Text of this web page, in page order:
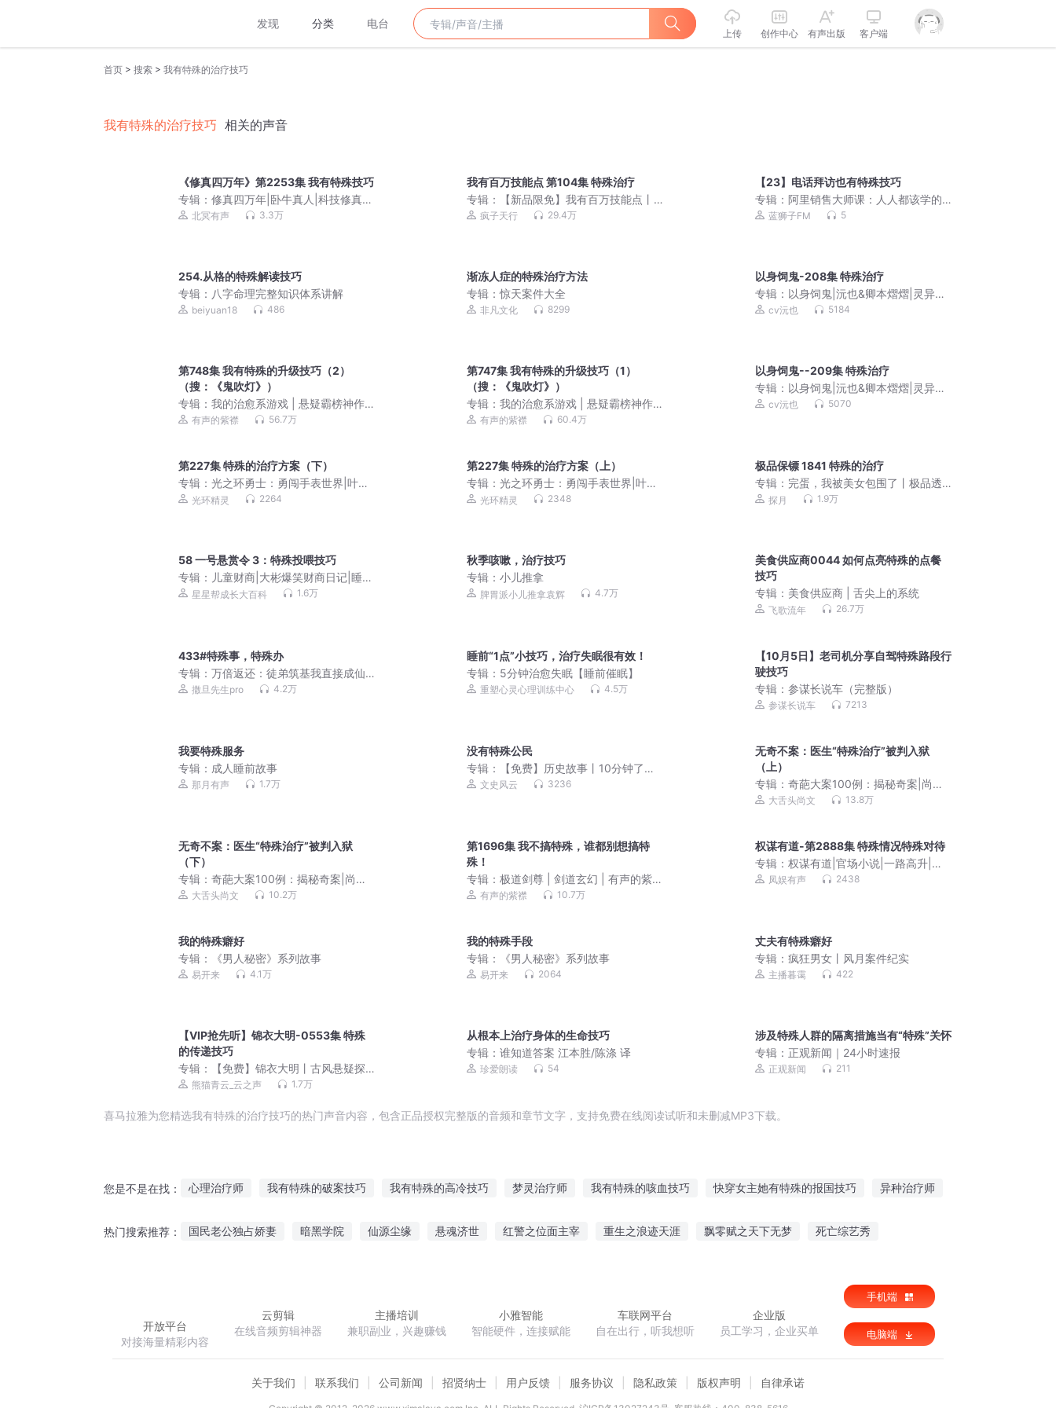
发现 分类 电台
上传 创作中心 有声出版 客户端
首页 > 搜索 > 我有特殊的治疗技巧
我有特殊的治疗技巧 相关的声音
《修真四万年》第2253集 我有特殊技巧
专辑： 修真四万年|卧牛真人|科技修真x
文明复兴|多人剧
北冥有声 3.3万
我有百万技能点 第104集 特殊治疗
专辑：
【新品限免】我有百万技能点丨
玄幻爆爽多人剧
疯子天行 29.4万
【23】电话拜访也有特殊技巧
专辑：阿里销售大师课：人人都该学的
销售思维
蓝狮子FM 5
254.从格的特殊解读技巧
专辑： 八字命理完整知识体系讲解
beiyuan18 486
渐冻人症的特殊治疗方法
专辑：惊天案件大全
非凡文化 8299
以身饲鬼-208集 特殊治疗
专辑： 以身饲鬼|沅也&卿本熠熠|灵异悬
疑|双男主
cv沅也 5184
第748集 我有特殊的升级技巧（2）
（搜：《鬼吹灯》）
专辑： 我的治愈系游戏 | 悬疑霸榜神作 |
紫襟多人剧
有声的紫襟 56.7万
第747集 我有特殊的升级技巧（1）
（搜：《鬼吹灯》）
专辑：我的治愈系游戏 | 悬疑霸榜神作 |
紫襟多人剧
有声的紫襟 60.4万
以身饲鬼--209集 特殊治疗
专辑： 以身饲鬼|沅也&卿本熠熠|灵异悬
疑|双男主
cv沅也 5070
第227集 特殊的治疗方案（下）
专辑： 光之环勇士：勇闯手表世界|叶星
辰|热血冒险
光环精灵 2264
第227集 特殊的治疗方案（上）
专辑：光之环勇士：勇闯手表世界|叶星
辰|热血冒险
光环精灵 2348
极品保镖 1841 特殊的治疗
专辑： 完蛋，我被美女包围了丨极品透
视保镖丨爆笑丨多人
探月 1.9万
58 一号悬赏令 3：特殊投喂技巧
专辑： 儿童财商|大彬爆笑财商日记|睡前
故事星星帮成长大百科 1.6万
秋季咳嗽，治疗技巧
专辑：小儿推拿
脾胃派小儿推拿袁辉 4.7万
美食供应商0044 如何点亮特殊的点餐
技巧
专辑： 美食供应商 | 舌尖上的系统
飞歌流年 26.7万
433#特殊事，特殊办
专辑： 万倍返还：徒弟筑基我直接成仙 |
爆笑&无敌&爽文不圣母 | 多人有声剧
撒旦先生pro 4.2万
睡前“1点”小技巧，治疗失眠很有效！
专辑： 5分钟治愈失眠【睡前催眠】
重塑心灵心理训练中心 4.5万
【10月5日】老司机分享自驾特殊路段行
驶技巧
专辑：参谋长说车（完整版）
参谋长说车 7213
我要特殊服务
专辑： 成人睡前故事
那月有声 1.7万
没有特殊公民
专辑：
【免费】历史故事丨10分钟了解
一段历史&人物
文史风云 3236
无奇不案：医生“特殊治疗”被判入狱
（上）
专辑：奇葩大案100例：揭秘奇案|尚文
大案纪实|奇案大观
大舌头尚文 13.8万
无奇不案：医生“特殊治疗”被判入狱
（下）
专辑： 奇葩大案100例：揭秘奇案|尚文
大案纪实|奇案大观
大舌头尚文 10.2万
第1696集 我不搞特殊，谁都别想搞特
殊！
专辑：极道剑尊 | 剑道玄幻 | 有声的紫襟
团队作品 | 多人有声剧 | 杀伐果断 | 多人
有声的紫襟 10.7万
权谋有道-第2888集 特殊情况特殊对待
专辑：权谋有道|官场小说|一路高升|青
云直上
凤娱有声 2438
我的特殊癖好
专辑：
《男人秘密》系列故事
易开来 4.1万
我的特殊手段
专辑：
《男人秘密》系列故事
易开来 2064
丈夫有特殊癖好
专辑：疯狂男女丨风月案件纪实
主播暮霭 422
【VIP抢先听】锦衣大明-0553集 特殊
的传递技巧
专辑：
【免费】锦衣大明丨古风悬疑探
案丨明朝版刑宋丨精品多播
熊猫青云_云之声 1.7万
从根本上治疗身体的生命技巧
专辑：谁知道答案 江本胜/陈涤 译
珍爱朗读 54
涉及特殊人群的隔离措施当有“特殊”关怀
专辑： 正观新闻｜24小时速报
正观新闻 211
喜马拉雅为您精选我有特殊的治疗技巧的热门声音内容，包含正品授权完整版的音频和章节文字，支持免费在线阅读试听和未删减MP3下载。
您是不是在找： 心理治疗师 我有特殊的破案技巧 我有特殊的高冷技巧 梦灵治疗师 我有特殊的咳血技巧 快穿女主她有特殊的报国技巧 异种治疗师
我有特殊阅读技巧 我会治疗术 灵魂治疗师 我有特殊的算命技巧 快穿之我有特殊的工作技巧 我有特殊沟通技巧
热门搜索推荐： 国民老公独占娇妻 暗黑学院 仙源尘缘 悬魂济世 红警之位面主宰 重生之浪迹天涯 飘零赋之天下无梦 死亡综艺秀
开放平台
对接海量精彩内容
云剪辑
在线音频剪辑神器
主播培训
兼职副业，兴趣赚钱
小雅智能
智能硬件，连接赋能
车联网平台
自在出行，听我想听
企业版
员工学习，企业买单
手机端
电脑端
关于我们 联系我们 公司新闻 招贤纳士 用户反馈 服务协议 隐私政策 版权声明 自律承诺